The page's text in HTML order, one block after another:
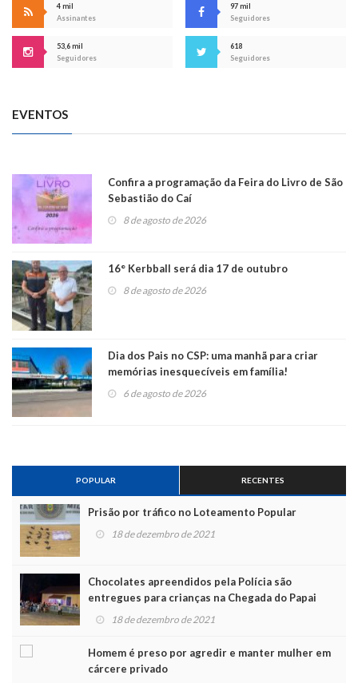
4 mil
Assinantes
97 mil
Seguidores
53,6 mil
Seguidores
618
Seguidores
EVENTOS
Confira a programação da Feira do Livro de São
Sebastião do Caí
8 de agosto de 2026
16° Kerbball será dia 17 de outubro
8 de agosto de 2026
Dia dos Pais no CSP: uma manhã para criar
memórias inesquecíveis em família!
6 de agosto de 2026
POPULAR RECENTES
Prisão por tráfico no Loteamento Popular
18 de dezembro de 2021
Chocolates apreendidos pela Polícia são
entregues para crianças na Chegada do Papai
Noel
18 de dezembro de 2021
Homem é preso por agredir e manter mulher em
cárcere privado